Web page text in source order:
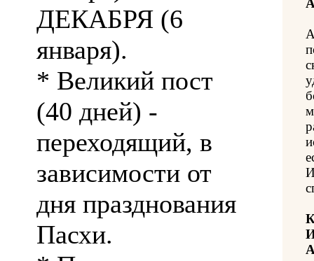
ДЕКАБРЯ (6
января).
* Великий пост
(40 дней) -
переходящий, в
зависимости от
дня празднования
Пасхи.